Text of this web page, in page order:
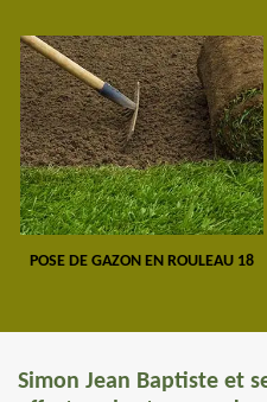
POSE DE GAZON EN ROULEAU 18
Simon Jean Baptiste et